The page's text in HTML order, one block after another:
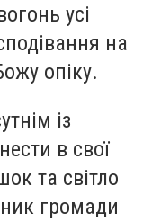
усі
на
опіку.
із
в свої
та світло
громади